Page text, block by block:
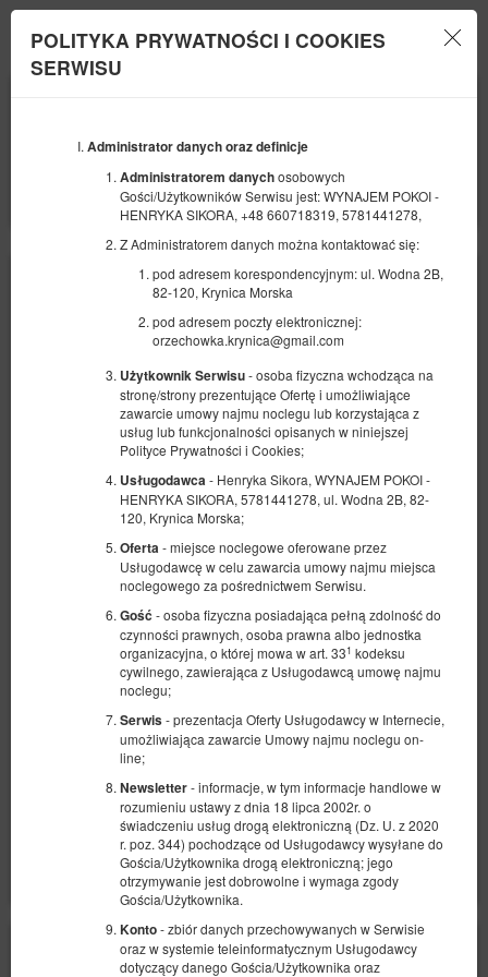
POLITYKA PRYWATNOŚCI I COOKIES
SERWISU
Administrator danych oraz definicje
Administratorem danychosobowych
Gości/Użytkowników Serwisu jest: WYNAJEM POKOI -
HENRYKA SIKORA, +48 660718319, 5781441278,
Z Administratorem danych można kontaktować się:
pod adresem korespondencyjnym: ul. Wodna 2B,
82-120, Krynica Morska
pod adresem poczty elektronicznej:
orzechowka.krynica@gmail.com
Użytkownik Serwisu- osoba fizyczna wchodząca na
stronę/strony prezentujące Ofertę i umożliwiające
zawarcie umowy najmu noclegu lub korzystająca z
usług lub funkcjonalności opisanych w niniejszej
Polityce Prywatności i Cookies;
Usługodawca - Henryka Sikora, WYNAJEM POKOI -
HENRYKA SIKORA, 5781441278, ul. Wodna 2B, 82-
120, Krynica Morska;
Oferta - miejsce noclegowe oferowane przez
Usługodawcę w celu zawarcia umowy najmu miejsca
noclegowego za pośrednictwem Serwisu.
Gość - osoba fizyczna posiadająca pełną zdolność do
czynności prawnych, osoba prawna albo jednostka
organizacyjna, o której mowa w art. 331 kodeksu
cywilnego, zawierająca z Usługodawcą umowę najmu
noclegu;
Serwis - prezentacja Oferty Usługodawcy w Internecie,
umożliwiająca zawarcie Umowy najmu noclegu on-
line;
Newsletter- informacje, w tym informacje handlowe w
rozumieniu ustawy z dnia 18 lipca 2002r. o
świadczeniu usług drogą elektroniczną (Dz. U. z 2020
r. poz. 344) pochodzące od Usługodawcy wysyłane do
Gościa/Użytkownika drogą elektroniczną; jego
otrzymywanie jest dobrowolne i wymaga zgody
Gościa/Użytkownika.
Konto- zbiór danych przechowywanych w Serwisie
oraz w systemie teleinformatycznym Usługodawcy
dotyczący danego Gościa/Użytkownika oraz
Hernyka Sikora Wynajem Pokoi
FILTRY
Pokój 2-osobowy nr 5 z balkonem
Dostępna liczba: 1
pow. 13,40 m 2
1 sypialnia
1 łóżko podwójne (Double)
1 112,00 zł
Udostępnij Szczegóły Dostępność
Pokaż oferty